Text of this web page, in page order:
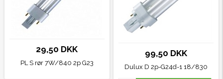
29,50 DKK
PL S rør 7W/840 2p G23
99,50 DKK
Dulux D 2p-G24d-1 18/830